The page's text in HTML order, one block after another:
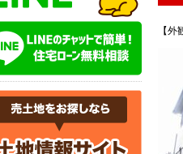
【外